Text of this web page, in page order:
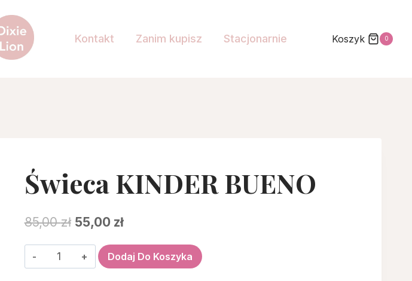
Kontakt Zanim kupisz Stacjonarnie Koszyk 0
Świeca KINDER BUENO
85,00zł Pierwotna
cena
wynosiła:
55,00 złAktualna
cena
wynosi:
ilość
świeca
Dodaj Do Koszyka